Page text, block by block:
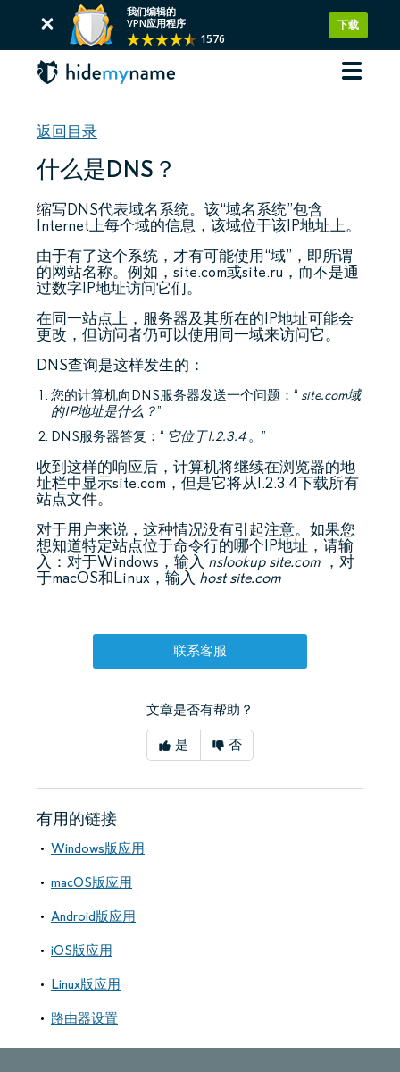
我们编辑的
VPN应用程序
1576
下载
返回目录
什么是DNS？
缩写DNS代表域名系统。该“域名系统”包含
Internet上每个域的信息，该域位于该IP地址上。
由于有了这个系统，才有可能使用“域”，即所谓
的网站名称。例如，site.com或site.ru，而不是通
过数字IP地址访问它们。
在同一站点上，服务器及其所在的IP地址可能会
更改，但访问者仍可以使用同一域来访问它。
DNS查询是这样发生的：
您的计算机向DNS服务器发送一个问题：“ site.com域
的IP地址是什么？”
DNS服务器答复：“ 它位于1.2.3.4。”
收到这样的响应后，计算机将继续在浏览器的地
址栏中显示site.com，但是它将从1.2.3.4下载所有
站点文件。
对于用户来说，这种情况没有引起注意。如果您
想知道特定站点位于命令行的哪个IP地址，请输
入：对于Windows，输入 nslookup site.com ，对
于macOS和Linux，输入 host site.com
联系客服
文章是否有帮助？
是 否
有用的链接
Windows版应用
macOS版应用
Android版应用
iOS版应用
Linux版应用
路由器设置